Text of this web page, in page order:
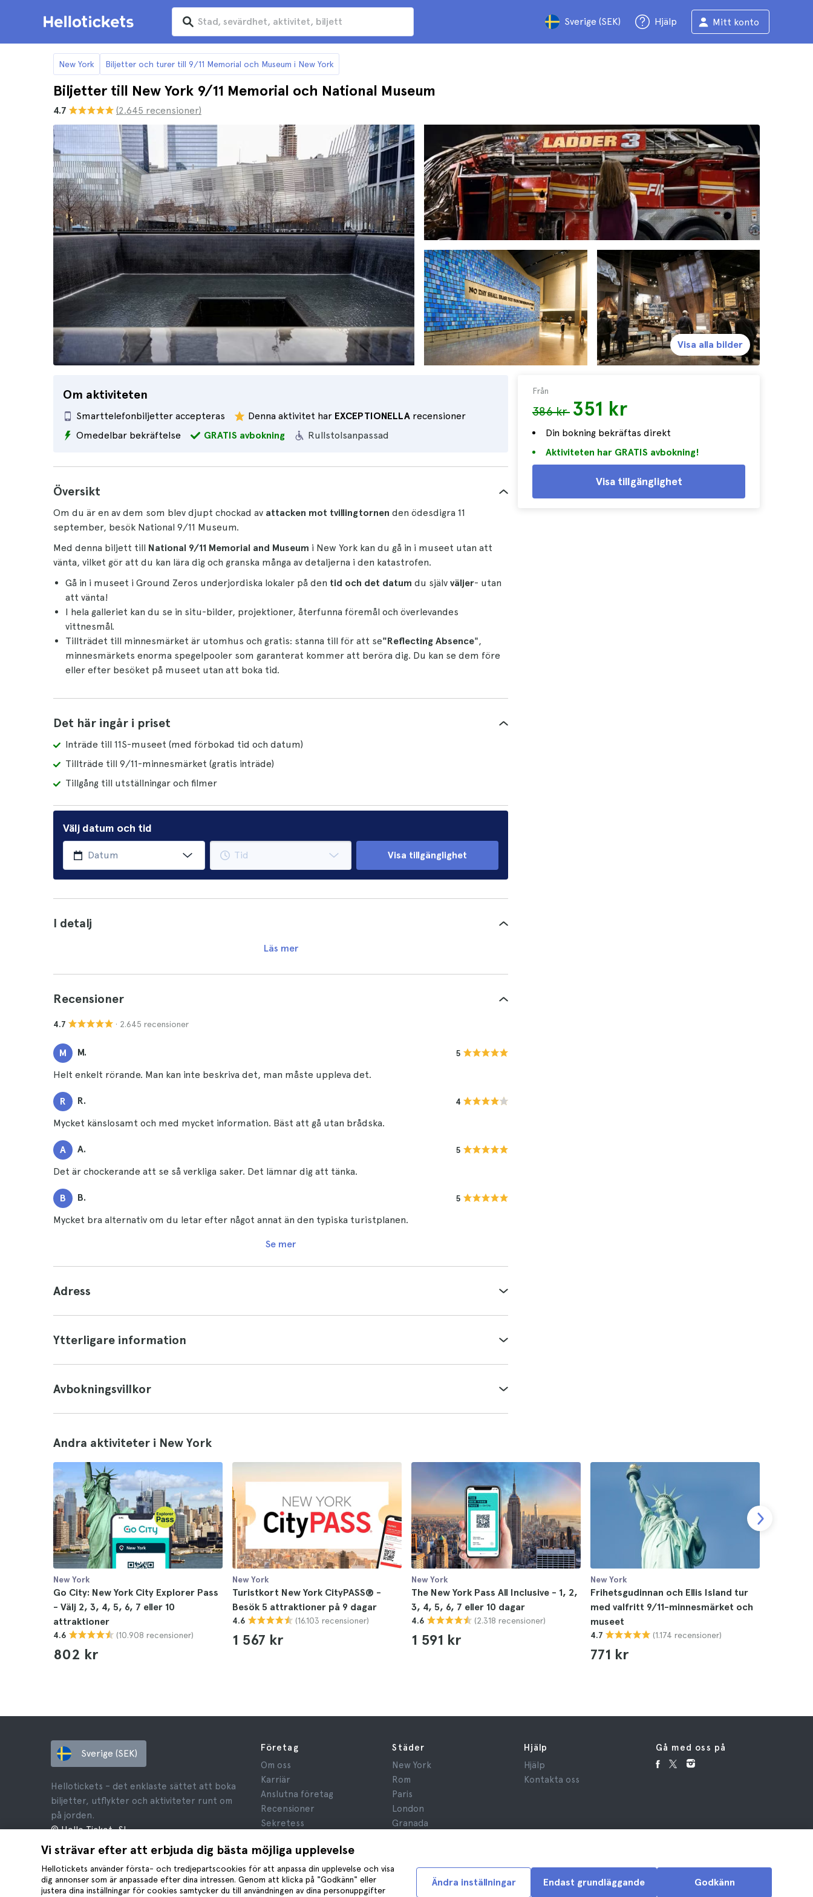
Sverige (SEK) Hjälp Mitt konto
New York Biljetter och turer till 9/11 Memorial och Museum i New York
Biljetter till New York 9/11 Memorial och National Museum
4.7 (2.645 recensioner)
Om aktiviteten
Smarttelefonbiljetter accepteras
Rullstolsanpassad
Denna aktivitet har EXCEPTIONELLA recensioner
Omedelbar bekräftelse
GRATIS avbokning
Från
386 kr 351 kr
Din bokning bekräftas direkt
Aktiviteten har GRATIS avbokning!
Visa tillgänglighet
Visa alla bilder
Översikt
Om du är en av dem som blev djupt chockad av attacken mot tvillingtornen den ödesdigra 11
september, besök National 9/11 Museum.
Med denna biljett till National 9/11 Memorial and Museum i New York kan du gå in i museet utan att
vänta, vilket gör att du kan lära dig och granska många av detaljerna i den katastrofen.
Gå in i museet i Ground Zeros underjordiska lokaler på den tid och det datum du själv väljer- utan
att vänta!
I hela galleriet kan du se in situ-bilder, projektioner, återfunna föremål och överlevandes
vittnesmål.
Tillträdet till minnesmärket är utomhus och gratis: stanna till för att se"Reflecting Absence",
minnesmärkets enorma spegelpooler som garanterat kommer att beröra dig. Du kan se dem före
eller efter besöket på museet utan att boka tid.
Det här ingår i priset
Inträde till 11S-museet (med förbokad tid och datum)
Tillträde till 9/11-minnesmärket (gratis inträde)
Tillgång till utställningar och filmer
Välj datum och tid
Visa tillgänglighet
I detalj
Läs mer
Recensioner
4.7 · 2.645 recensioner
M M. 5
Helt enkelt rörande. Man kan inte beskriva det, man måste uppleva det.
R R. 4
Mycket känslosamt och med mycket information. Bäst att gå utan brådska.
A A. 5
Det är chockerande att se så verkliga saker. Det lämnar dig att tänka.
B B. 5
Mycket bra alternativ om du letar efter något annat än den typiska turistplanen.
Se mer
Adress
Ytterligare information
Avbokningsvillkor
Andra aktiviteter i New York
New York
Go City: New York City Explorer Pass
- Välj 2, 3, 4, 5, 6, 7 eller 10
attraktioner
4.6 (10.908 recensioner)
802 kr
New York
Turistkort New York CityPASS® -
Besök 5 attraktioner på 9 dagar
4.6 (16.103 recensioner)
1 567 kr
New York
The New York Pass All Inclusive - 1, 2,
3, 4, 5, 6, 7 eller 10 dagar
4.6 (2.318 recensioner)
1 591 kr
New York
Frihetsgudinnan och Ellis Island tur
med valfritt 9/11-minnesmärket och
museet
4.7 (1.174 recensioner)
771 kr
Vi strävar efter att erbjuda dig bästa möjliga upplevelse
Hellotickets använder första- och tredjepartscookies för att anpassa din upplevelse och visa
dig annonser som är anpassade efter dina intressen. Genom att klicka på "Godkänn" eller
justera dina inställningar för cookies samtycker du till användningen av dina personuppgifter
Godkänn
Endast grundläggande
Ändra inställningar
Sverige (SEK)
Hellotickets – det enklaste sättet att boka
biljetter, utflykter och aktiviteter runt om
på jorden.
© Hello Ticket, SL.
Företag
Om oss
Karriär
Anslutna företag
Recensioner
Sekretess
Juridisk Rådgivning
Cookies
Städer
New York
Rom
Paris
London
Granada
Hjälp
Hjälp
Kontakta oss
Gå med oss på